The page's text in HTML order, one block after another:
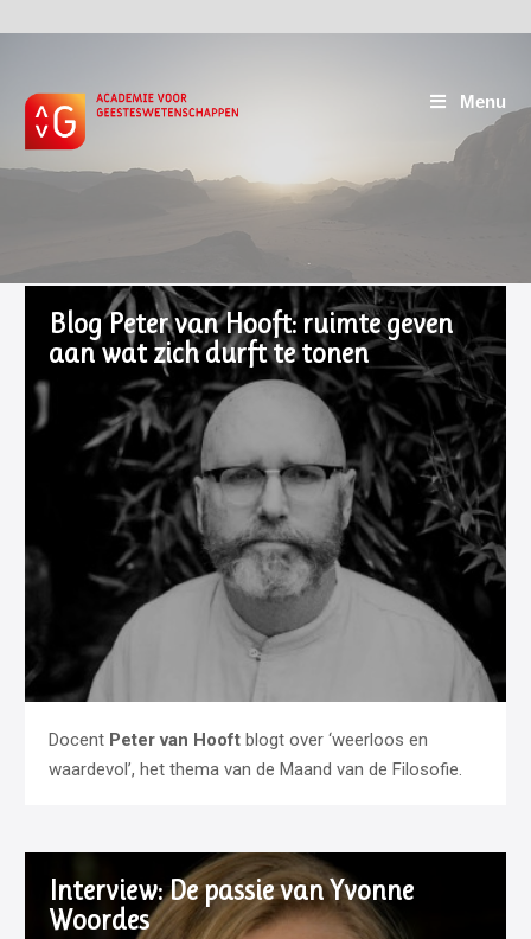
Menu
Blog Peter van Hooft: ruimte geven
aan wat zich durft te tonen
Docent Peter van Hooft blogt over ‘weerloos en
waardevol’, het thema van de Maand van de Filosofie.
Interview: De passie van Yvonne
Woordes